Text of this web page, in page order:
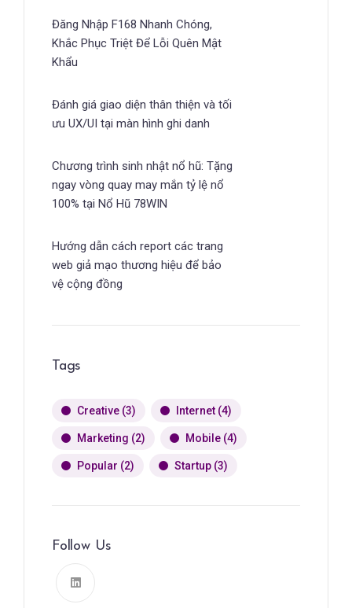
Đăng Nhập F168 Nhanh Chóng,
Khắc Phục Triệt Để Lỗi Quên Mật
Khẩu
Đánh giá giao diện thân thiện và tối
ưu UX/UI tại màn hình ghi danh
Chương trình sinh nhật nổ hũ: Tặng
ngay vòng quay may mắn tỷ lệ nổ
100% tại Nổ Hũ 78WIN
Hướng dẫn cách report các trang
web giả mạo thương hiệu để bảo
vệ cộng đồng
Tags
Creative (3) Internet (4)
Marketing (2) Mobile (4)
Popular (2) Startup (3)
Follow Us